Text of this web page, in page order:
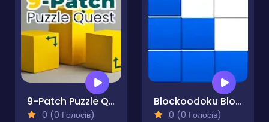
9-Patch Puzzle Quest
0 (0 Голосів)
Blockoodoku Block Puzzle
0 (0 Голосів)